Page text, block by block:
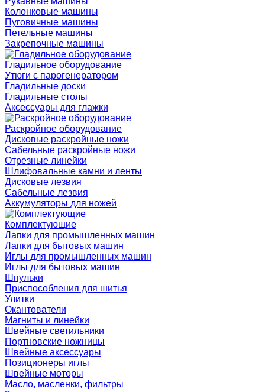
Колонковые машины
Пуговичные машины
Петельные машины
Закрепочные машины
Гладильное оборудование
Утюги с парогенератором
Гладильные доски
Гладильные столы
Аксессуары для глажки
Раскройное оборудование
Дисковые раскройные ножи
Сабельные раскройные ножи
Отрезные линейки
Шлифовальные камни и ленты
Дисковые лезвия
Сабельные лезвия
Аккумуляторы для ножей
Комплектующие
Лапки для промышленных машин
Лапки для бытовых машин
Иглы для промышленных машин
Иглы для бытовых машин
Шпульки
Приспособления для шитья
Улитки
Окантователи
Магниты и линейки
Швейные светильники
Портновские ножницы
Швейные аксессуары
Позиционеры иглы
Швейные моторы
Масло, масленки, фильтры